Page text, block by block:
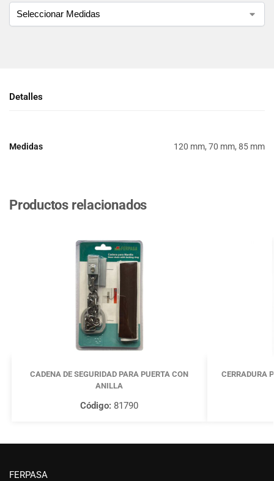
Detalles
Medidas 120 mm, 70 mm, 85 mm
Productos relacionados
CADENA DE SEGURIDAD PARA PUERTA CON
ANILLA
Código: 81790
CERRADURA
FERPASA